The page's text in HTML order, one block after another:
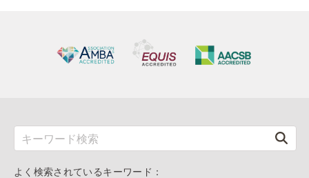
よく検索されているキーワード：